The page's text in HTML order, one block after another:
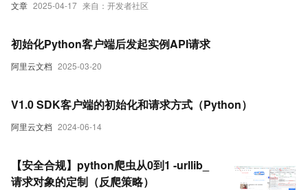
文章 2025-04-17 来自：开发者社区
阿里云文档 2025-03-20
初始化Python客户端后发起实例API请求
阿里云文档 2024-06-14
V1.0 SDK客户端的初始化和请求方式（Python）
【安全合规】python爬虫从0到1 -urllib_
请求对象的定制（反爬策略）